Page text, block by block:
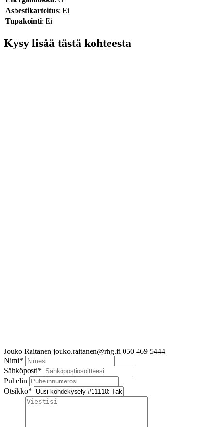
Asbestikartoitus: Ei
Tupakointi: Ei
Kysy lisää tästä kohteesta
Jouko Raitanen jouko.raitanen@rhg.fi 050 469 5444
Nimi*
Sähköposti*
Puhelin
Otsikko*